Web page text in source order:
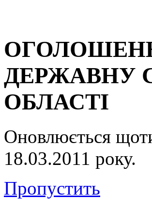
ДЕРЖАВНУ
ОБЛАСТІ
Оновлюється
18.03.2011 року.
Пропустить